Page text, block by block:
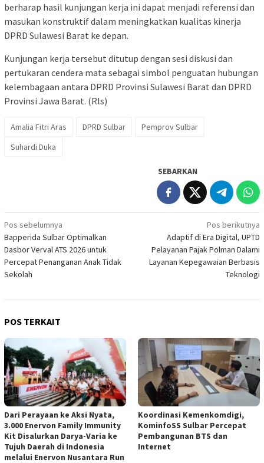
berharap hasil kunjungan kerja ini dapat menjadi referensi dan
masukan konstruktif dalam meningkatkan kualitas kinerja
DPRD Sulawesi Barat ke depan.
Kunjungan kerja tersebut ditutup dengan sesi diskusi dan
pertukaran cendera mata sebagai simbol penguatan hubungan
kelembagaan antara DPRD Provinsi Sulawesi Barat dan DPRD
Provinsi Jawa Barat. (Rls)
Amalia Fitri Aras DPRD Sulbar
Pemprov Sulbar
Suhardi Duka
SEBARKAN
Navigasi
pos
Pos sebelumnya
Bapperida Sulbar Optimalkan
Dasbor Verval ATS 2026 untuk
Percepat Penanganan Anak Tidak
Sekolah
Pos berikutnya
Adaptif di Era Digital, UPTD
Pelayanan Pajak Polman Dalami
Layanan Kepegawaian Berbasis
Teknologi
POS TERKAIT
Dari Perayaan ke Aksi Nyata,
3.000 Enervon Family Immunity
Kit Disalurkan Darya-Varia ke
Tujuh Daerah di Indonesia
melalui Enervon Nusantara Run
Koordinasi Kemenkomdigi,
KominfoSS Sulbar Percepat
Pembangunan BTS dan
Internet